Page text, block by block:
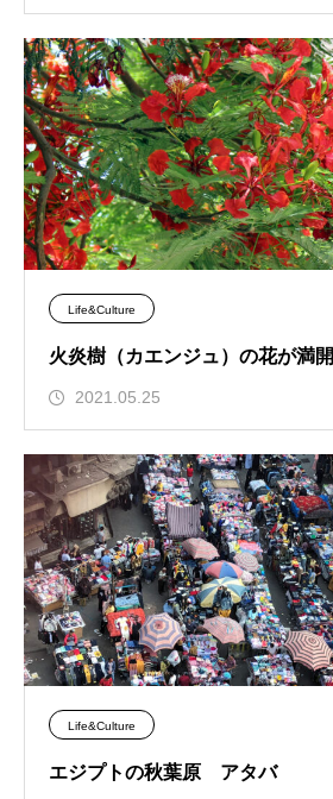
Life&Culture
火炎樹（カエンジュ）の花が満開
2021.05.25
Life&Culture
エジプトの秋葉原 アタバ